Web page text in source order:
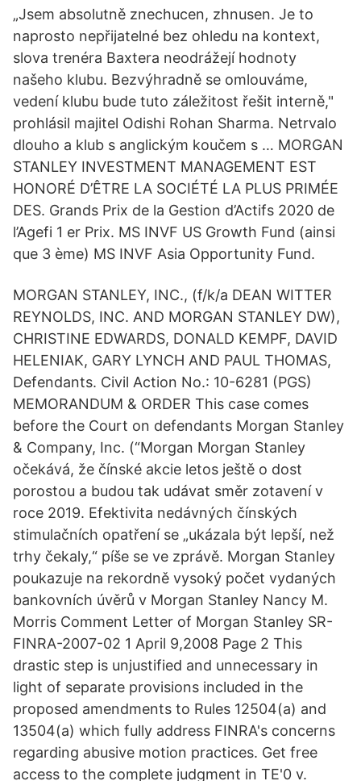
„Jsem absolutně znechucen, zhnusen. Je to
naprosto nepřijatelné bez ohledu na kontext,
slova trenéra Baxtera neodrážejí hodnoty
našeho klubu. Bezvýhradně se omlouváme,
vedení klubu bude tuto záležitost řešit interně,"
prohlásil majitel Odishi Rohan Sharma. Netrvalo
dlouho a klub s anglickým koučem s … MORGAN
STANLEY INVESTMENT MANAGEMENT EST
HONORÉ D’ÊTRE LA SOCIÉTÉ LA PLUS PRIMÉE
DES. Grands Prix de la Gestion d’Actifs 2020 de
l’Agefi 1 er Prix. MS INVF US Growth Fund (ainsi
que 3 ème) MS INVF Asia Opportunity Fund.
MORGAN STANLEY, INC., (f/k/a DEAN WITTER
REYNOLDS, INC. AND MORGAN STANLEY DW),
CHRISTINE EDWARDS, DONALD KEMPF, DAVID
HELENIAK, GARY LYNCH AND PAUL THOMAS,
Defendants. Civil Action No.: 10-6281 (PGS)
MEMORANDUM & ORDER This case comes
before the Court on defendants Morgan Stanley
& Company, Inc. (“Morgan Morgan Stanley
očekává, že čínské akcie letos ještě o dost
porostou a budou tak udávat směr zotavení v
roce 2019. Efektivita nedávných čínských
stimulačních opatření se „ukázala být lepší, než
trhy čekaly,“ píše se ve zprávě. Morgan Stanley
poukazuje na rekordně vysoký počet vydaných
bankovních úvěrů v Morgan Stanley Nancy M.
Morris Comment Letter of Morgan Stanley SR-
FINRA-2007-02 1 April 9,2008 Page 2 This
drastic step is unjustified and unnecessary in
light of separate provisions included in the
proposed amendments to Rules 12504(a) and
13504(a) which fully address FINRA's concerns
regarding abusive motion practices. Get free
access to the complete judgment in TE'0 v.